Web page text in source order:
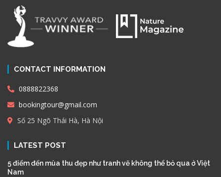
CONTACT INFORMATION
0888822368
bookingtour@gmail.com
Số 25 Ngõ Thái Hà, Hà Nội
LATEST POST
5 điểm đến mùa thu đẹp như tranh vẽ không thể bỏ qua ở Việt
Nam